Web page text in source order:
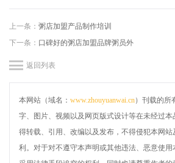
上一条： 粥店加盟产品制作培训
下一条： 口碑好的粥店加盟品牌粥员外
返回列表
本网站（域名： www.zhouyuanwai.cn）刊载的所
字、图片、视频以及网页版式设计等在未经过
得转载、引用、改编以及发布，不得侵犯本网
利。对于对不遵守本声明或其他违法、恶意使